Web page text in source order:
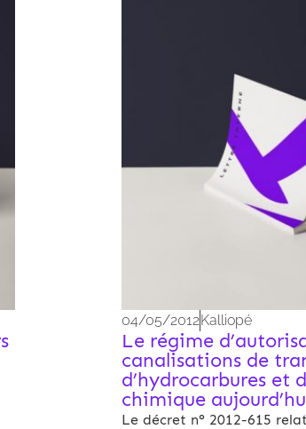
04/05/2012Kalliopé
Le régime
canalisations de
d’hydrocarbures et
chimique
Le décret n° 2012-615